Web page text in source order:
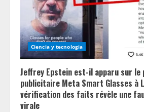
Ciencia y tecnologia
Jeffrey Epstein est-il apparu sur le
publicitaire Meta Smart Glasses à
vérification des faits révèle une
virale